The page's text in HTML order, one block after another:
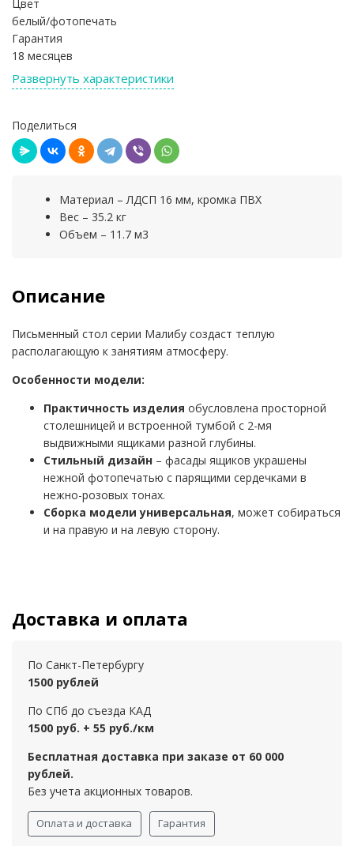
Цвет
белый/фотопечать
Гарантия
18 месяцев
Развернуть характеристики
Поделиться
Материал – ЛДСП 16 мм, кромка ПВХ
Вес – 35.2 кг
Объем – 11.7 м3
Описание
Письменный стол серии Малибу создаст теплую
располагающую к занятиям атмосферу.
Особенности модели:
Практичность изделия обусловлена просторной
столешницей и встроенной тумбой с 2-мя
выдвижными ящиками разной глубины.
Стильный дизайн – фасады ящиков украшены
нежной фотопечатью с парящими сердечками в
нежно-розовых тонах.
Сборка модели универсальная, может собираться
и на правую и на левую сторону.
Доставка и оплата
По Санкт-Петербургу
1500 рублей
По СПб до съезда КАД
1500 руб. + 55 руб./км
Бесплатная доставка при заказе от 60 000
рублей.
Без учета акционных товаров.
Оплата и доставка Гарантия